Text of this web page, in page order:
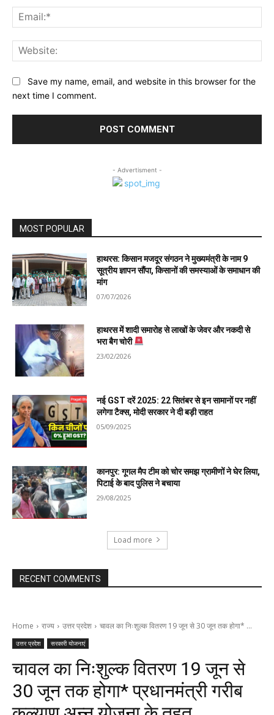
Save my name, email, and website in this browser for the
next time I comment.
- Advertisment -
MOST POPULAR
हाथरस: किसान मजदूर संगठन ने मुख्यमंत्री के नाम 9
सूत्रीय ज्ञापन सौंपा, किसानों की समस्याओं के समाधान की
मांग
07/07/2026
हाथरस में शादी समारोह से लाखों के जेवर और नकदी से
भरा बैग चोरी
23/02/2026
नई GST दरें 2025: 22 सितंबर से इन सामानों पर नहीं
लगेगा टैक्स, मोदी सरकार ने दी बड़ी राहत
05/09/2025
कानपुर: गूगल मैप टीम को चोर समझ ग्रामीणों ने घेर लिया,
पिटाई के बाद पुलिस ने बचाया
29/08/2025
Load more
RECENT COMMENTS